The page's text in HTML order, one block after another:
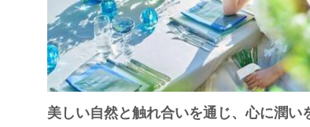
美しい自然と触れ合いを通じ、心に潤